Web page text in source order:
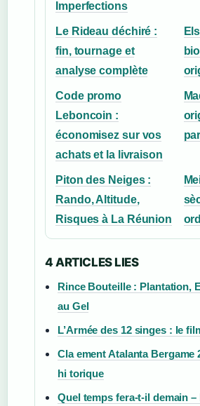
Imperfections
Le Rideau déchiré :
fin, tournage et
analyse complète
Code promo
Leboncoin :
économisez sur vos
achats et la livraison
Piton des Neiges :
Rando, Altitude,
Risques à La Réunion
4 ARTICLES LIES
Rince Bouteille : Plantation,
au Gel
L’Armée des 12 singes : le
Cla ement Atalanta Bergame
hi torique
Quel temps fera-t-il demain